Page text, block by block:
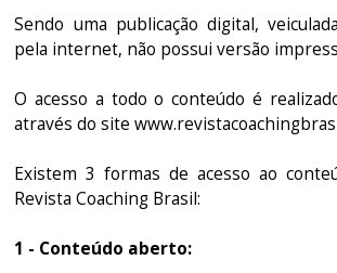
Sendo uma publicação digital,
pela internet, não possui versão
O acesso a todo o conteúdo é
através do site
Existem 3 formas de acesso ao
Revista Coaching Brasil:
1 - Conteúdo aberto: